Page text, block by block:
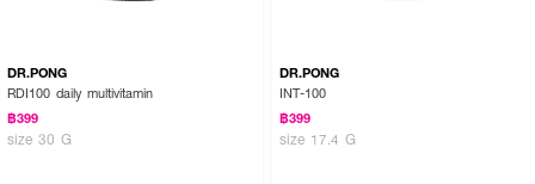
ส่วนประกอบสำคัญ:
Zinc Bisglycinate (20%) 75 mg (ให้ ZINC 15 mg)
DR.PONG
RDI100 daily multivitamin
฿399
size 30 G
DR.PONG
INT-100
฿399
size 17.4 G